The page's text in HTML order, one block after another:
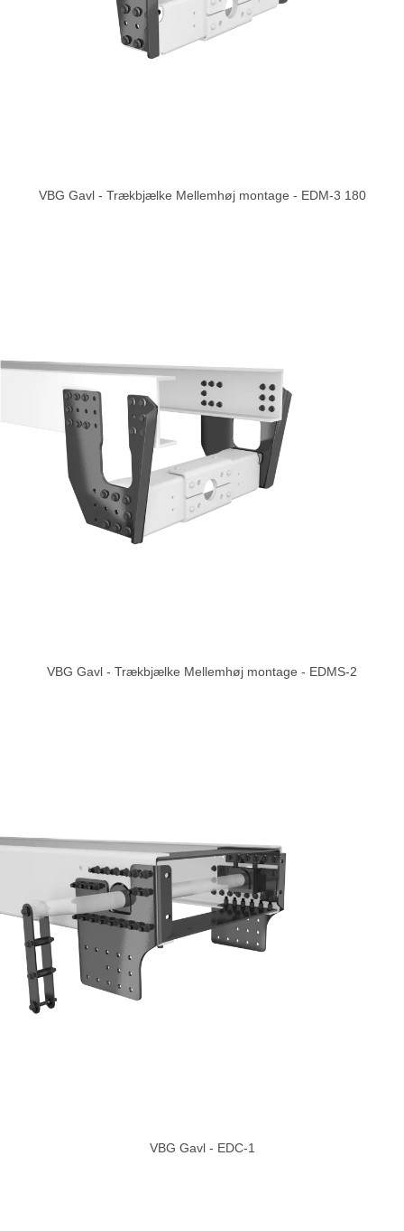
VBG Gavl - Trækbjælke Mellemhøj montage - EDM-3 180
VBG Gavl - Trækbjælke Mellemhøj montage - EDMS-2
VBG Gavl - EDC-1